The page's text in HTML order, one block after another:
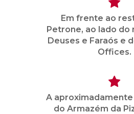
Em frente ao
Petrone, ao lado do
Deuses e Faraós e
Offices.
A
do Armazém da